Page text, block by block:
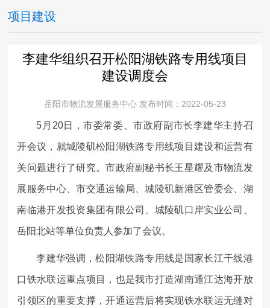
行业动态
政务公开
政务服务
专题专栏
项目建设
李建华组织召开松阳湖铁路专用线项目
建设调度会
岳阳市物流发展服务中心 发布时间：2022-05-23
5月20日，市委常委、市政府副市长李建华主持召
开会议，就城陵矶松阳湖铁路专用线项目建设和运营有
关问题进行了研究。市政府副秘书长王星耀及市物流发
展服务中心、市交通运输局、城陵矶新港区管委会、湖
南临港开发投资集团有限公司、城陵矶口岸实业公司、
岳阳北站等单位负责人参加了会议。
李建华强调，松阳湖铁路专用线是国家长江干线港
口铁水联运重点项目，也是我市打造湖南通江达海开放
引领区的重要支撑，开通运营后将实现铁水联运无缝对